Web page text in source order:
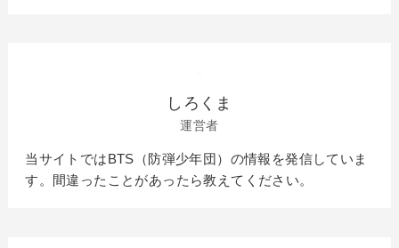
しろくま
運営者
当サイトではBTS（防弾少年団）の情報を発信していま
す。間違ったことがあったら教えてください。